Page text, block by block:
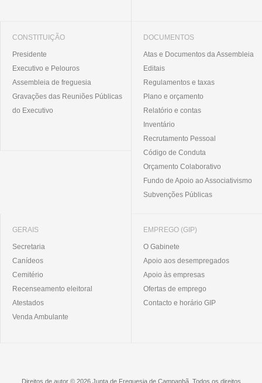
CONSTITUIÇÃO
Presidente
Executivo e Pelouros
Assembleia de freguesia
Gravações das Reuniões Públicas
do Executivo
DOCUMENTOS
Atas e Documentos da Assembleia
Editais
Regulamentos e taxas
Plano e orçamento
Relatório e contas
Inventário
Recrutamento Pessoal
Código de Conduta
Orçamento Colaborativo
Fundo de Apoio ao Associativismo
Subvenções Públicas
GERAIS
Secretaria
Canídeos
Cemitério
Recenseamento eleitoral
Atestados
Venda Ambulante
EMPREGO (GIP)
O Gabinete
Apoio aos desempregados
Apoio às empresas
Ofertas de emprego
Contacto e horário GIP
Direitos de autor © 2026 Junta de Freguesia de Campanhã. Todos os direitos